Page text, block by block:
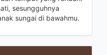
sesungguhnya
sungai di bawahmu.